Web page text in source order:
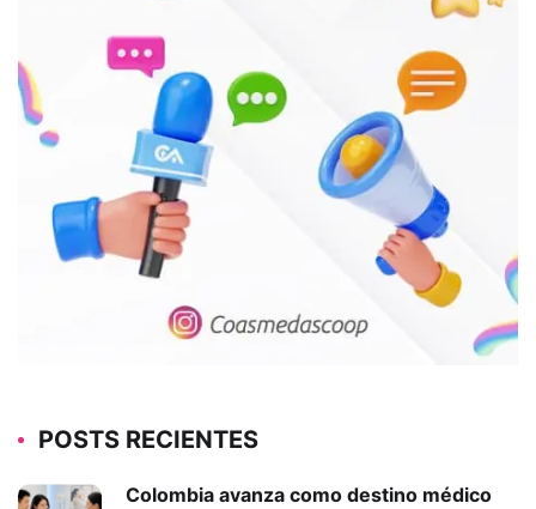
POSTS RECIENTES
Colombia avanza como destino médico